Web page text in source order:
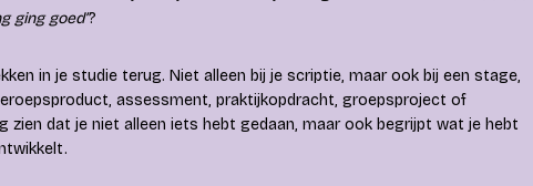
ging goed”?
in je studie terug. Niet alleen bij je scriptie, maar ook bij een stage,
assessment, praktijkopdracht, groepsproject of
zien dat je niet alleen iets hebt gedaan, maar ook begrijpt wat je hebt